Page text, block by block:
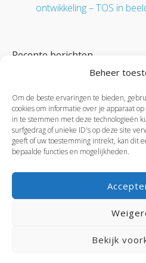
Beheer
Om de beste ervaringen te bieden,
cookies om informatie over je apparaat
in te stemmen met deze technologieën
surfgedrag of unieke ID's op deze site
geeft of uw toestemming intrekt, kan dit
bepaalde functies en mogelijkheden.
Bekijk
ontwikkeling – TOS in
Recente berichten
Dit leert je kind in groep 7
Dit leert je kind in groep 6
Dit leert je kind in groep 5
Dit leert je kind in groep 4
aanmelden Amstelveen
Algemene